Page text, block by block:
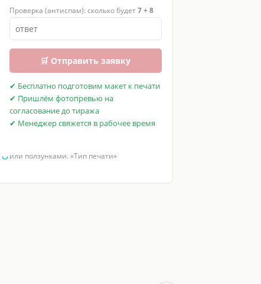
Проверка (антиспам): сколько будет7 + 8
🛒 Отправить заявку
✔ Бесплатно подготовим макет к печати
✔ Пришлём фотопревью на
согласование до тиража
✔ Менеджер свяжется в рабочее время
◡или ползунками. «Тип печати»